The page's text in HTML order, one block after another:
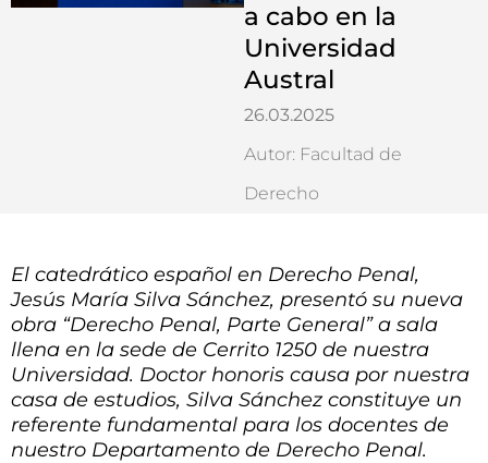
a cabo en la
Universidad
Austral
26.03.2025
Autor: Facultad de
Derecho
El catedrático español en Derecho Penal,
Jesús María Silva Sánchez, presentó su nueva
obra “Derecho Penal, Parte General” a sala
llena en la sede de Cerrito 1250 de nuestra
Universidad. Doctor honoris causa por nuestra
casa de estudios, Silva Sánchez constituye un
referente fundamental para los docentes de
nuestro Departamento de Derecho Penal.